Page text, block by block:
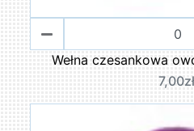
Wełna czesankowa
7,00zł